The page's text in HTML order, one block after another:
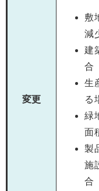
変更
敷
減
建
合
生
る
緑
面
製
施
合